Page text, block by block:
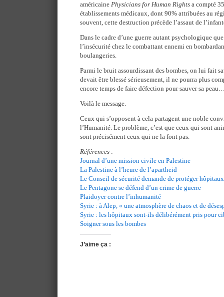
américaine Physicians for Human Rights a compté
établissements médicaux, dont 90% attribuées au
souvent, cette destruction précède l’assaut de
Dans le cadre d’une guerre autant psychologique
l’insécurité chez le combattant ennemi en
boulangeries.
Parmi le bruit assourdissant des bombes, on lui fait
devait être blessé sérieusement, il ne pourra plus
encore temps de faire défection pour sauver sa
Voilà le message.
Ceux qui s’opposent à cela partagent une noble
l’Humanité. Le problème, c’est que ceux qui sont
sont précisément ceux qui ne la font pas.
Références :
Journal d’une mission civile en Palestine
La Palestine à l’heure de l’apartheid
Le Conseil de sécurité demande de protéger
Le Pentagone se défend d’un crime de guerre
Plaidoyer contre l’inhumanité
Syrie : à Alep, « une atmosphère de chaos et de
Syrie : les hôpitaux sont-ils délibérément pris pour
Soigner sous les bombes
J’aime ça :